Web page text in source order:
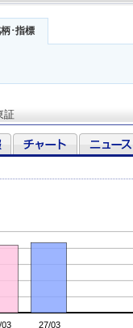
･指標
証